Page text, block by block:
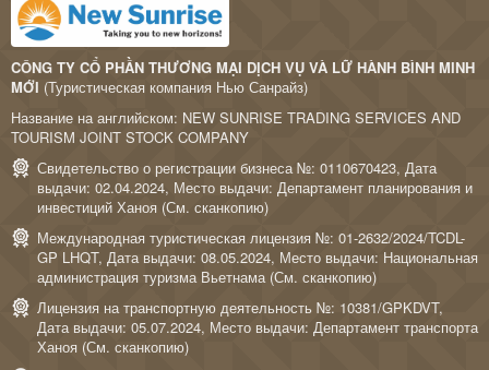
CÔNG TY CỔ PHẦN THƯƠNG MẠI DỊCH VỤ VÀ LỮ HÀNH BÌNH MINH
MỚI (Туристическая компания Нью Санрайз)
Название на английском: NEW SUNRISE TRADING SERVICES AND
TOURISM JOINT STOCK COMPANY
Свидетельство о регистрации бизнеса №: 0110670423, Дата
выдачи: 02.04.2024, Место выдачи: Департамент планирования и
инвестиций Ханоя (См. сканкопию)
Международная туристическая лицензия №: 01-2632/2024/TCDL-
GP LHQT, Дата выдачи: 08.05.2024, Место выдачи: Национальная
администрация туризма Вьетнама (См. сканкопию)
Лицензия на транспортную деятельность №: 10381/GPKDVT,
Дата выдачи: 05.07.2024, Место выдачи: Департамент транспорта
Ханоя (См. сканкопию)